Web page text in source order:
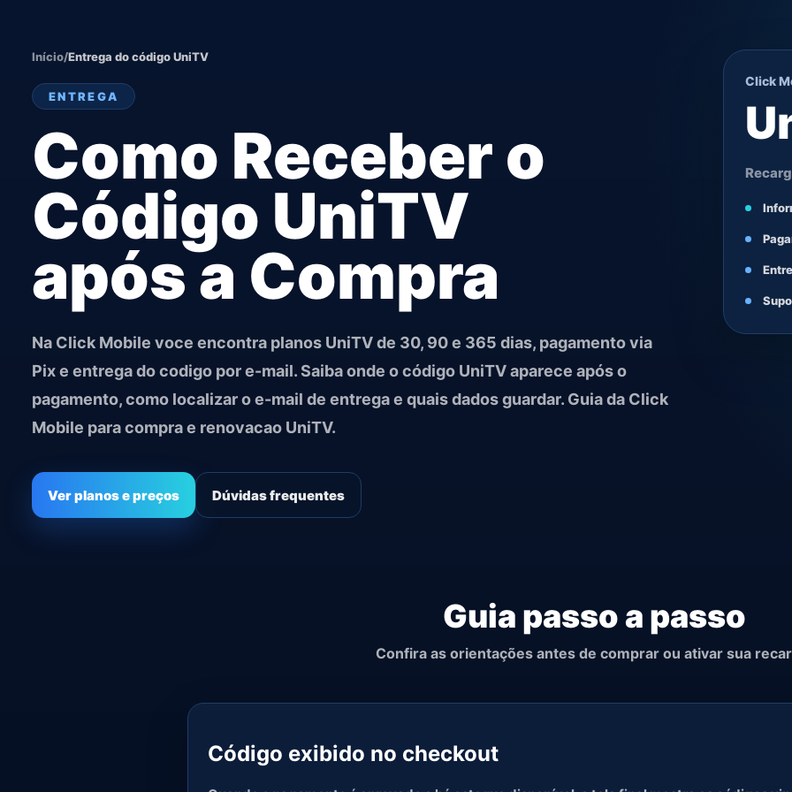
Início/Entrega do código UniTV
ENTREGA
Como Receber o
Código UniTV
após a Compra
Na Click Mobile voce encontra planos UniTV de 30, 90 e 365 dias, pagamento via
Pix e entrega do codigo por e-mail. Saiba onde o código UniTV aparece após o
pagamento, como localizar o e-mail de entrega e quais dados guardar. Guia da Click
Mobile para compra e renovacao UniTV.
Ver planos e preços Dúvidas frequentes
Click
Guia passo a passo
Confira as orientações antes de comprar ou ativar sua
Código exibido no checkout